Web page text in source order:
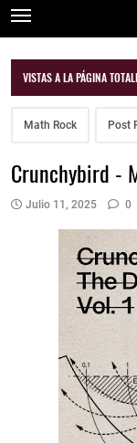
VISTAS A LA PÁGINA
Math Rock Post
Crunchybird -
Julio 11, 2025 0